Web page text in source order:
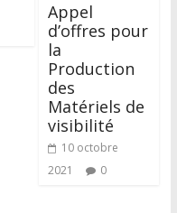
Appel
d’offres pour
la
Production
des
Matériels de
visibilité
10 octobre
2021
0